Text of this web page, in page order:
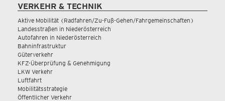
VERKEHR & TECHNIK
Aktive Mobilität (Radfahren/Zu-Fuß-Gehen/Fahrgemeinschaften)
Landesstraßen in Niederösterreich
Autofahren in Niederösterreich
Bahninfrastruktur
Güterverkehr
KFZ-Überprüfung & Genehmigung
LKW Verkehr
Luftfahrt
Mobilitätsstrategie
Öffentlicher Verkehr